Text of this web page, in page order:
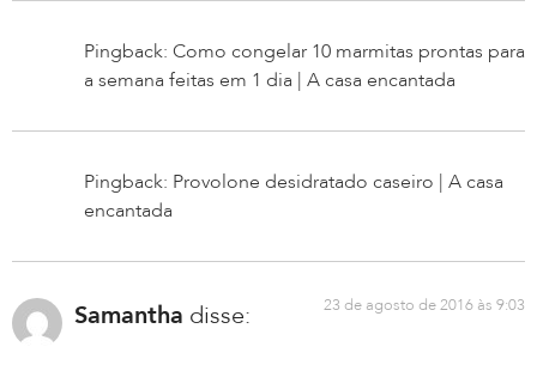
Pingback: Como congelar 10 marmitas prontas para
a semana feitas em 1 dia | A casa encantada
Pingback: Provolone desidratado caseiro | A casa
encantada
Samantha disse: 23 de agosto de 2016 às 9:03